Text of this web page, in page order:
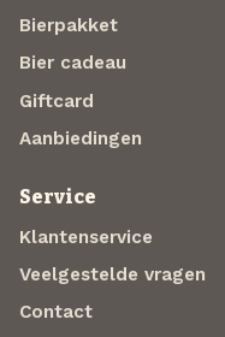
Bierpakket
Bier cadeau
Giftcard
Aanbiedingen
Service
Klantenservice
Veelgestelde vragen
Contact